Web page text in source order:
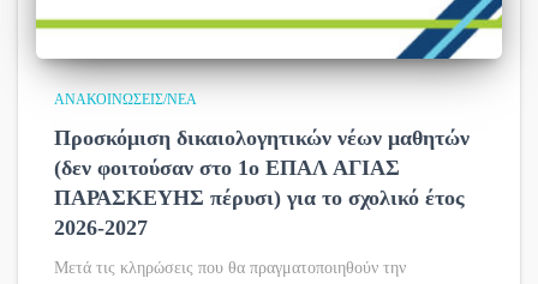
ΑΝΑΚΟΙΝΏΣΕΙΣ/ΝΈΑ
Προσκόμιση δικαιολογητικών νέων μαθητών
(δεν φοιτούσαν στο 1ο ΕΠΑΛ ΑΓΙΑΣ
ΠΑΡΑΣΚΕΥΗΣ πέρυσι) για το σχολικό έτος
2026-2027
Μετά τις κληρώσεις που θα πραγματοποιηθούν την